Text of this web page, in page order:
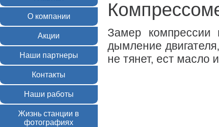
О компании
Акции
Наши партнеры
Контакты
Наши работы
Жизнь станции в
фотографиях
Замер компрессии
дымление
не тянет, ест масло